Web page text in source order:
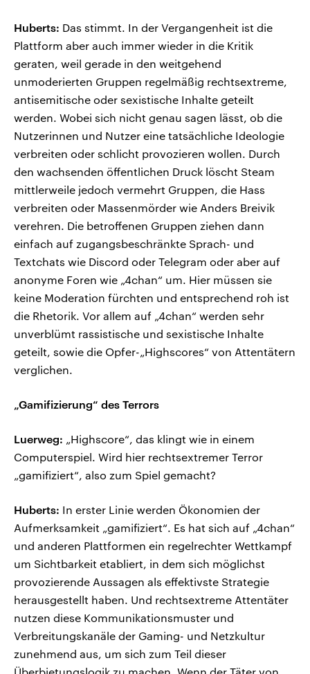
Huberts: Das stimmt. In der Vergangenheit ist die
Plattform aber auch immer wieder in die Kritik
geraten, weil gerade in den weitgehend
unmoderierten Gruppen regelmäßig rechtsextreme,
antisemitische oder sexistische Inhalte geteilt
werden. Wobei sich nicht genau sagen lässt, ob die
Nutzerinnen und Nutzer eine tatsächliche Ideologie
verbreiten oder schlicht provozieren wollen. Durch
den wachsenden öffentlichen Druck löscht Steam
mittlerweile jedoch vermehrt Gruppen, die Hass
verbreiten oder Massenmörder wie Anders Breivik
verehren. Die betroffenen Gruppen ziehen dann
einfach auf zugangsbeschränkte Sprach- und
Textchats wie Discord oder Telegram oder aber auf
anonyme Foren wie „4chan“ um. Hier müssen sie
keine Moderation fürchten und entsprechend roh ist
die Rhetorik. Vor allem auf „4chan“ werden sehr
unverblümt rassistische und sexistische Inhalte
geteilt, sowie die Opfer-„Highscores“ von Attentätern
verglichen.
„Gamifizierung“ des Terrors
Luerweg: „Highscore“, das klingt wie in einem
Computerspiel. Wird hier rechtsextremer Terror
„gamifiziert“, also zum Spiel gemacht?
Huberts: In erster Linie werden Ökonomien der
Aufmerksamkeit „gamifiziert“. Es hat sich auf „4chan“
und anderen Plattformen ein regelrechter Wettkampf
um Sichtbarkeit etabliert, in dem sich möglichst
provozierende Aussagen als effektivste Strategie
herausgestellt haben. Und rechtsextreme Attentäter
nutzen diese Kommunikationsmuster und
Verbreitungskanäle der Gaming- und Netzkultur
zunehmend aus, um sich zum Teil dieser